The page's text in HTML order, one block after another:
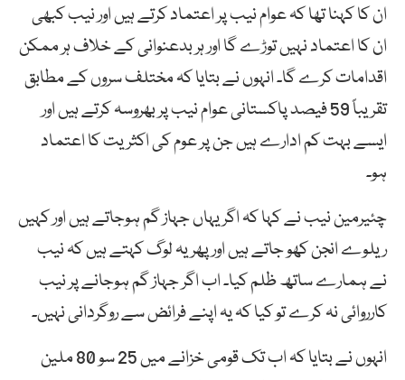
ان کا کہنا تھا کہ عوام نیب پر اعتماد کرتے ہیں اور نیب کبھی
ان کا اعتماد نہیں توڑے گا اور ہر بدعنوانی کے خلاف ہر ممکن
اقدامات کرے گا۔ انہوں نے بتایا کہ مختلف سروں کے مطابق
تقریباً 59 فیصد پاکستانی عوام نیب پر بھروسہ کرتے ہیں اور
ایسے بہت کم ادارے ہیں جن پر عوم کی اکثریت کا اعتماد
ہو۔
چئیرمین نیب نے کہا کہ اگر یہاں جہاز گم ہوجاتے ہیں اور کہیں
ریلوے انجن کھو جاتے ہیں اور پھر یہ لوگ کہتے ہیں کہ نیب
نے ہمارے ساتھ ظلم کیا۔ اب اگر جہاز گم ہوجانے پر نیب
کارروائی نہ کرے تو کیا کہ یہ اپنے فرائض سے روگردانی نہیں۔
انہوں نے بتایا کہ اب تک قومی خزانے میں 25 سو 80 ملین